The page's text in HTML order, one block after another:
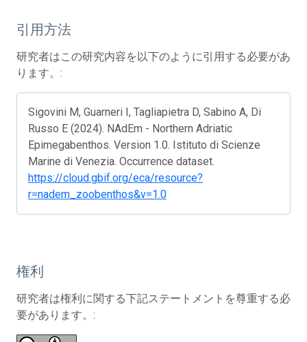
引用方法
研究者はこの研究内容を以下のように引用する必要があ
ります。:
Sigovini M, Guarneri I, Tagliapietra D, Sabino A, Di
Russo E (2024). NAdEm - Northern Adriatic
Epimegabenthos. Version 1.0. Istituto di Scienze
Marine di Venezia. Occurrence dataset.
https://cloud.gbif.org/eca/resource?
r=nadem_zoobenthos&v=1.0
権利
研究者は権利に関する下記ステートメントを尊重する必
要があります。: